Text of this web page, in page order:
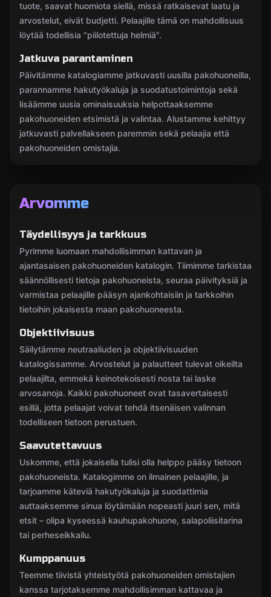
tuote, saavat huomiota siellä, missä ratkaisevat laatu ja
arvostelut, eivät budjetti. Pelaajille tämä on mahdollisuus
löytää todellisia "piilotettuja helmiä".
Jatkuva parantaminen
Päivitämme katalogiamme jatkuvasti uusilla pakohuoneilla,
parannamme hakutyökaluja ja suodatustoimintoja sekä
lisäämme uusia ominaisuuksia helpottaaksemme
pakohuoneiden etsimistä ja valintaa. Alustamme kehittyy
jatkuvasti palvellakseen paremmin sekä pelaajia että
pakohuoneiden omistajia.
Arvomme
Täydellisyys ja tarkkuus
Pyrimme luomaan mahdollisimman kattavan ja
ajantasaisen pakohuoneiden katalogin. Tiimimme tarkistaa
säännöllisesti tietoja pakohuoneista, seuraa päivityksiä ja
varmistaa pelaajille pääsyn ajankohtaisiin ja tarkkoihin
tietoihin jokaisesta maan pakohuoneesta.
Objektiivisuus
Säilytämme neutraaliuden ja objektiivisuuden
katalogissamme. Arvostelut ja palautteet tulevat oikeilta
pelaajilta, emmekä keinotekoisesti nosta tai laske
arvosanoja. Kaikki pakohuoneet ovat tasavertaisesti
esillä, jotta pelaajat voivat tehdä itsenäisen valinnan
todelliseen tietoon perustuen.
Saavutettavuus
Uskomme, että jokaisella tulisi olla helppo pääsy tietoon
pakohuoneista. Katalogimme on ilmainen pelaajille, ja
tarjoamme käteviä hakutyökaluja ja suodattimia
auttaaksemme sinua löytämään nopeasti juuri sen, mitä
etsit – olipa kyseessä kauhupakohuone, salapoliisitarina
tai perheseikkailu.
Kumppanuus
Teemme tiivistä yhteistyötä pakohuoneiden omistajien
kanssa tarjotaksemme mahdollisimman kattavaa ja